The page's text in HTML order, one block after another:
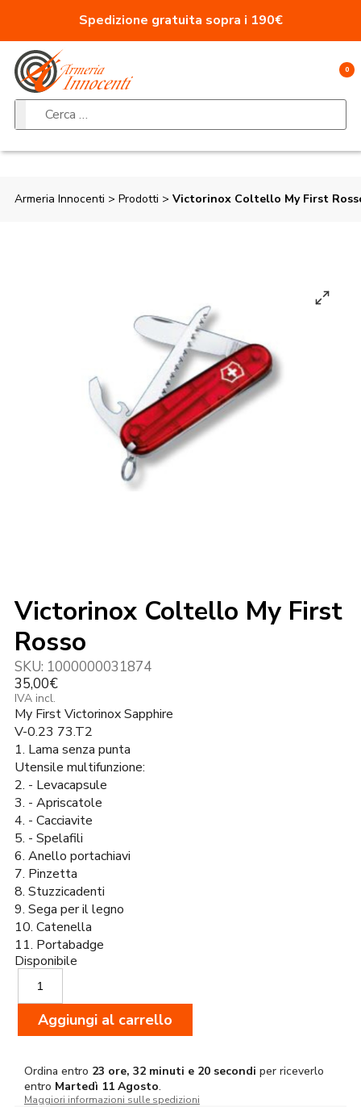
Spedizione gratuita sopra i 190€
0
Ricerca per:
Armeria Innocenti > Prodotti > Victorinox Coltello My First
Victorinox Coltello My First
Rosso
SKU: 1000000031874
35,00€
IVA incl.
My First Victorinox Sapphire
V-0.23 73.T2
1. Lama senza punta
Utensile multifunzione:
2. - Levacapsule
3. - Apriscatole
4. - Cacciavite
5. - Spelafili
6. Anello portachiavi
7. Pinzetta
8. Stuzzicadenti
9. Sega per il legno
10. Catenella
11. Portabadge
Disponibile
Victorinox
Coltello
My
First
Rosso
Aggiungi al carrello
Ordina entro 23 ore, 32 minuti e 19 secondi per riceverlo
entro Martedì 11 Agosto.
Maggiori informazioni sulle spedizioni